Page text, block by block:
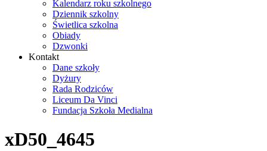
Kalendarz roku szkolnego
Dziennik szkolny
Świetlica szkolna
Obiady
Dzwonki
Kontakt
Dane szkoły
Dyżury
Rada Rodziców
Liceum Da Vinci
Fundacja Szkoła Medialna
xD50_4645